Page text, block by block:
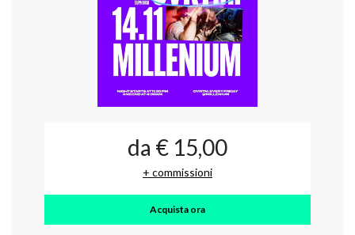
da € 15,00
+ commissioni
Acquista ora